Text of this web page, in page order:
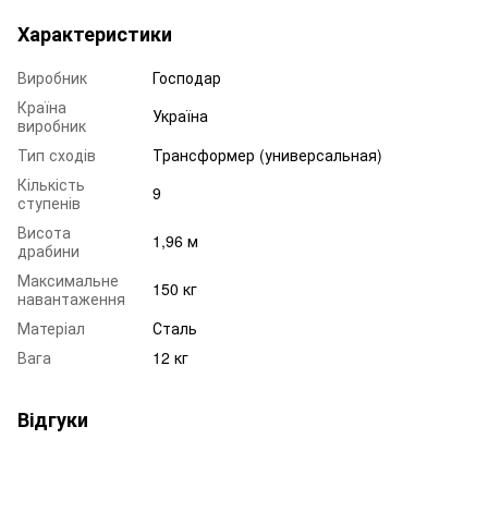
Характеристики
Виробник
Господар
Країна
виробник
Україна
Тип сходів
Трансформер (универсальная)
Кількість
ступенів
9
Висота
драбини
1,96 м
Максимальне
навантаження
150 кг
Матеріал
Сталь
Вага
12 кг
Відгуки